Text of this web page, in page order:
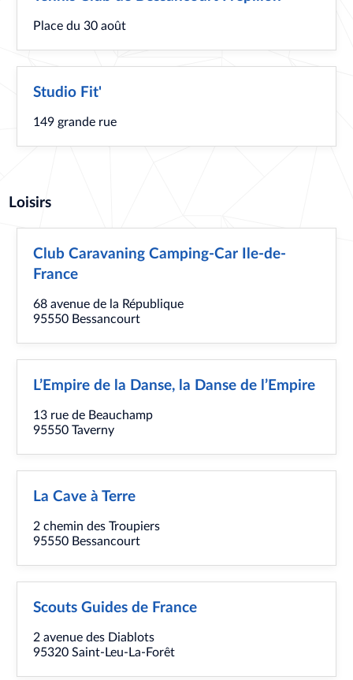
Place du 30 août
Studio Fit'
149 grande rue
Loisirs
Club Caravaning Camping-Car Ile-de-
France
68 avenue de la République
95550 Bessancourt
L’Empire de la Danse, la Danse de l’Empire
13 rue de Beauchamp
95550 Taverny
La Cave à Terre
2 chemin des Troupiers
95550 Bessancourt
Scouts Guides de France
2 avenue des Diablots
95320 Saint-Leu-La-Forêt